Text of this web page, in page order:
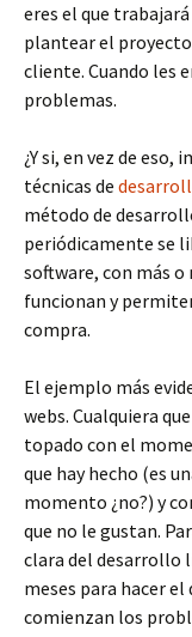
eres el que
plantear el proyecto
cliente. Cuando les
problemas.
¿Y si, en vez de
técnicas de
método de
periódicamente se
software, con más
funcionan y
compra.
El ejemplo más
webs. Cualquiera
topado con el
que hay hecho (es
momento ¿no?) y
que no le gustan.
clara del desarrollo
meses para hacer
comienzan los